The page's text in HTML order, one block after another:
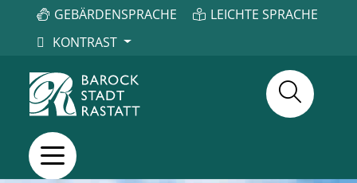
GEBÄRDENSPRACHE
LEICHTE SPRACHE
KONTRAST